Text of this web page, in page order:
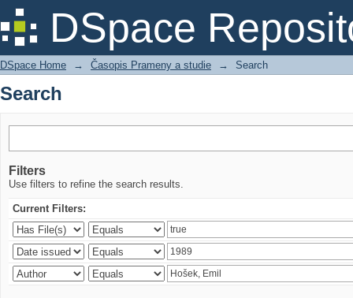
DSpace
Search
DSpace Home → Časopis Prameny a studie → Search
Search
Filters
Use filters to refine the search results.
Current Filters: